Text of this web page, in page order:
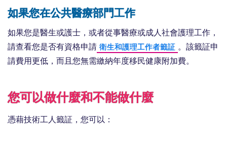
如果您在公共醫療部門工作
如果您是醫生或護士，或者從事醫療或成人社會護理工作，
請查看您是否有資格申請 衛生和護理工作者籤証 。該籤証申
請費用更低，而且您無需繳納年度移民健康附加費。
您可以做什麼和不能做什麼
憑藉技術工人籤証，您可以：